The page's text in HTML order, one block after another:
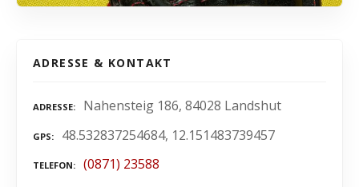
ADRESSE & KONTAKT
ADRESSE Nahensteig 186, 84028 Landshut
GPS 48.532837254684, 12.151483739457
TELEFON (0871) 23588